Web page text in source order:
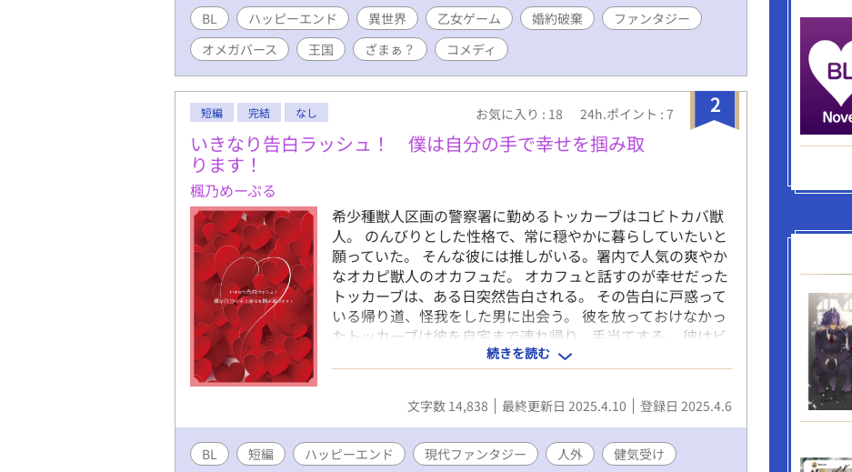
BL ハッピーエンド 異世界 乙女ゲーム 婚約破棄
ファンタジー
オメガバース
王国 ざまぁ？ コメディ
2
短編 完結 なし お気に入り : 18 24h.ポイント : 7
いきなり告白ラッシュ！ 僕は自分の手で幸せを掴み取
ります！
楓乃めーぷる
希少種獣人区画の警察署に勤めるトッカーブはコビトカバ獣
人。 のんびりとした性格で、常に穏やかに暮らしていたいと
願っていた。 そんな彼には推しがいる。署内で人気の爽やか
なオカピ獣人のオカフュだ。 オカフュと話すのが幸せだった
トッカーブは、ある日突然告白される。 その告白に戸惑って
いる帰り道、怪我をした男に出会う。 彼を放っておけなかっ
たトッカーブは彼を自宅まで連れ帰り、手当てする。 彼はビ
ントロング獣人のビントリスだと名乗り、トッカーブを気に
入って一目ぼれしたと言い放つ。 何故か同じ日に二人の獣人
に告白されるトッカーブ。 彼はどちらの獣人を選んで、自ら
の幸せを掴み取るのか？ +++ ☆近代ファンタジー世界で巻き
BLoveさんにも投稿しているお話です。
続きを読む
文字数 14,838 最終更新日 2025.4.10 登録日 2025.4.6
BL 短編 ハッピーエンド 現代ファンタジー 人外
健気受け